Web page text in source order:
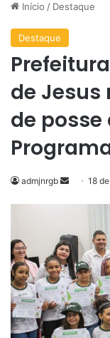
Início / Destaque
Destaque
de Jesus
de
admjnrgb
Mande
mail
18